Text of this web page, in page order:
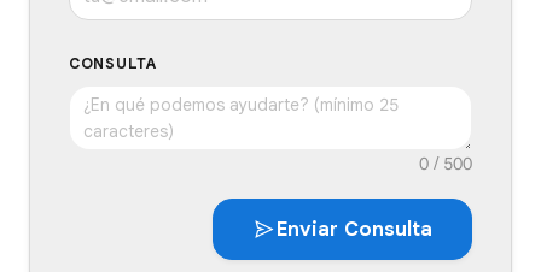
CONSULTA
Enviar Consulta